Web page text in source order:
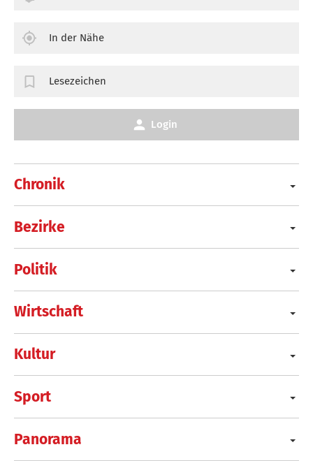
Chronik
Bezirke
Politik
Wirtschaft
Kultur
Sport
Panorama
In der Nähe
Lesezeichen
Login